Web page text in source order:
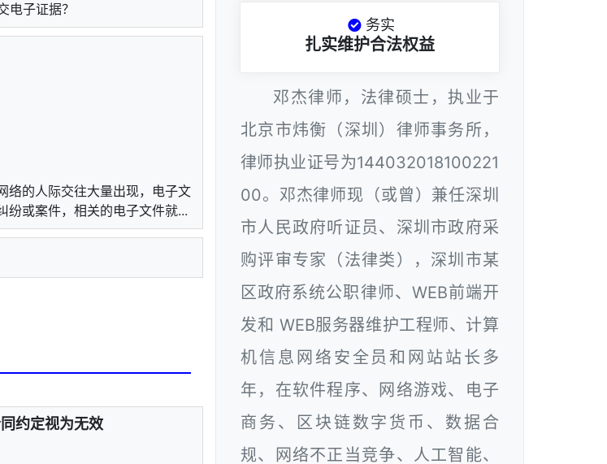
电子证据？
络的人际交往大量出现，电子文
纷或案件，相关的电子文件就...
约定视为无效
务实
扎实维护合法权益
邓杰律师，法律硕士，执业于
北京市炜衡（深圳）律师事务所，
律师执业证号为144032018100221
00。邓杰律师现（或曾）兼任深圳
市人民政府听证员、深圳市政府采
购评审专家（法律类），深圳市某
区政府系统公职律师、WEB前端开
发和 WEB服务器维护工程师、计算
机信息网络安全员和网站站长多
年，在软件程序、网络游戏、电子
商务、区块链数字货币、数据合
规、网络不正当竞争、人工智能、